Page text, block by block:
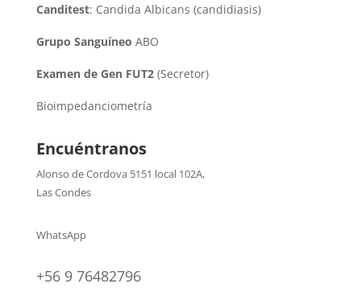
Canditest: Candida Albicans (candidiasis)
Grupo Sanguíneo ABO
Examen de Gen FUT2(Secretor)
Bioimpedanciometría
Encuéntranos
Alonso de Cordova 5151 local 102A,
Las Condes
WhatsApp
+56 9 76482796